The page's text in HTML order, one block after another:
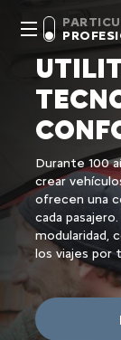
Durante 100
crear
ofrecen una
cada
modularidad,
los viajes por